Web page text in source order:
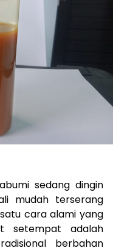
sedang dingin
mudah terserang
cara alami yang
setempat adalah
berbahan